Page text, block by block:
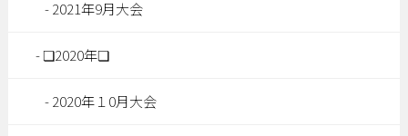
2021年9月大会
❏2020年❏
2020年１0月大会